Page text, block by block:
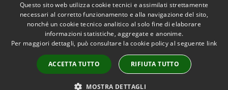
Accessibilità
Copyright © 2026 • Comune di
Verano Brianza • Powered by
Municipium•
Accesso
redazione
Questo sito web utilizza cookie tecnici e assimilati strettamente
necessari al corretto funzionamento e alla navigazione del sito,
nonché un cookie tecnico analitico al solo fine di elaborare
informazioni statistiche, aggregate e anonime.
Per maggiori dettagli, può consultare la cookie policy al seguente link
ACCETTA TUTTO RIFIUTA TUTTO
MOSTRA DETTAGLI